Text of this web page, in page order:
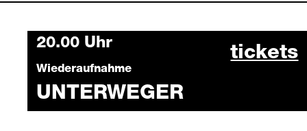
Thursday, 22 October 2026
20.00 Uhr
Wiederaufnahme
UNTERWEGER
tickets